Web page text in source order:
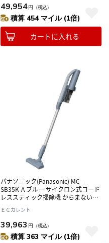
49,954円 （税込）
積算 454 マイル (1倍)
カートに入れる
パナソニック(Panasonic) MC-
SB35K-A ブルー サイクロン式コード
レススティック掃除機 からまないブ
ＥＣカレント
39,963 円 （税込）
積算 363 マイル (1倍)